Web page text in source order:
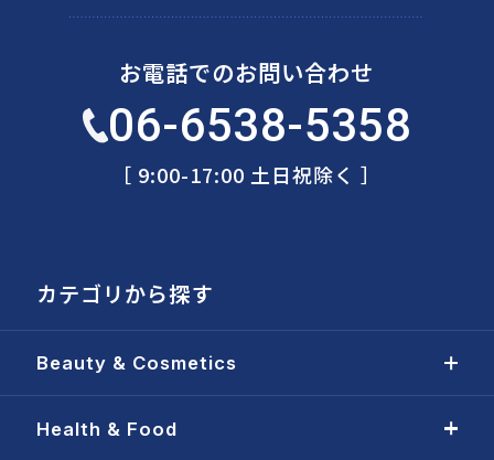
お電話でのお問い合わせ
06-6538-5358
［ 9:00-17:00 土日祝除く ］
カテゴリから探す
Beauty & Cosmetics
Health & Food